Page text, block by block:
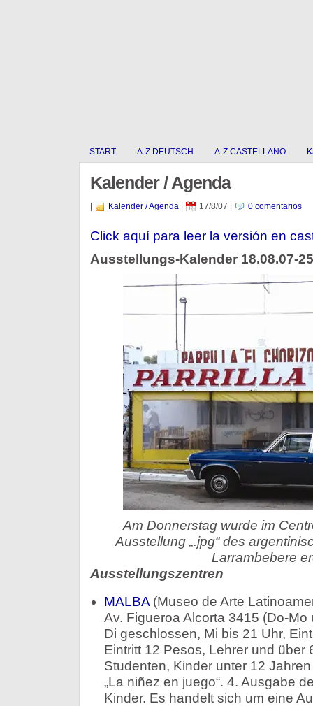
START A-Z DEUTSCH A-Z CASTELLANO
Kalender / Agenda
Kalender / Agenda| 17/8/07 0 comentarios
Click aquí para leer la versión en
Ausstellungs-Kalender 18.08.07-
Am Donnerstag wurde im
Ausstellung „.jpg“ des
Larrambebere
Ausstellungszentren
MALBA(Museo de Arte
Av. Figueroa Alcorta 3415 (Do-
Di geschlossen, Mi bis 21 Uhr,
Eintritt 12 Pesos, Lehrer und über
Studenten, Kinder unter 12
„La niñez en juego“. 4. Ausgabe
Kinder. Es handelt sich um eine